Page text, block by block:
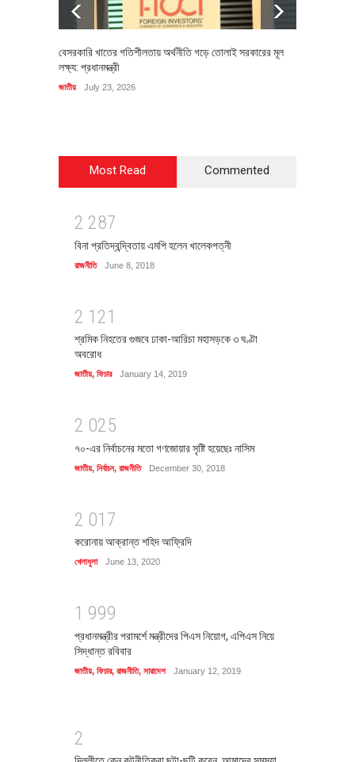
বেসরকারি খাতের গতিশীলতায় অর্থনীতি গড়ে তোলাই সরকারের মূল
লক্ষ্য: প্রধানমন্ত্রী
জাতীয় July 23, 2026
Most Read Commented
2 287
বিনা প্রতিদ্বন্দ্বিতায় এমপি হলেন খালেকপত্নী
রাজনীতি June 8, 2018
2 1 21
শ্রমিক নিহতের গুজবে ঢাকা-আরিচা মহাসড়কে ৩ ঘণ্টা
অবরোধ
জাতীয়, ফিচার January 14, 2019
2 025
৭০-এর নির্বাচনের মতো গণজোয়ার সৃষ্টি হয়েছেঃ নাসিম
জাতীয়, নির্বাচন, রাজনীতি December 30, 2018
2 01 7
করোনায় আক্রান্ত শহিদ আফ্রিদি
খেলাধুলা June 13, 2020
1 999
প্রধানমন্ত্রীর পরামর্শে মন্ত্রীদের পিএস নিয়োগ, এপিএস নিয়ে
সিদ্ধান্ত রবিবার
জাতীয়, ফিচার, রাজনীতি, সারাদেশ January 12, 2019
2